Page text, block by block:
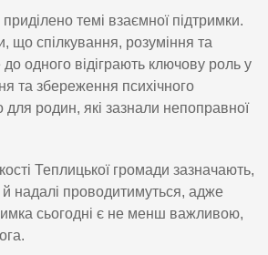
темі взаємної підтримки.
що спілкування, розуміння та
одного відіграють ключову роль у
та збереження психічного
для родин, які зазнали непоправної
Теплицької громади зазначають,
й надалі проводитимуться, адже
сьогодні є не менш важливою,